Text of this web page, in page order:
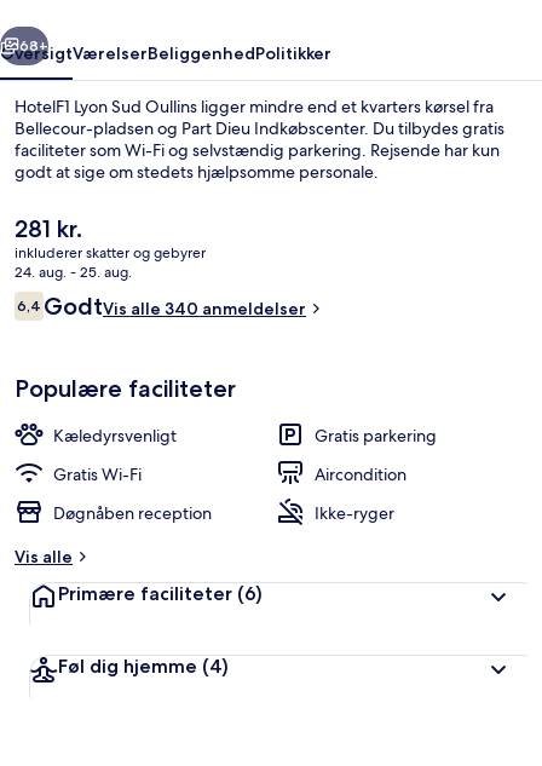
Værelse (Tandem) | Gratis ekstra
Næste
68+
OversigtVærelserBeliggenhedPolitikker
HotelF1 Lyon Sud Oullins ligger mindre end et kvarters kørsel fra
Bellecour-pladsen og Part Dieu Indkøbscenter. Du tilbydes gratis
faciliteter som Wi-Fi og selvstændig parkering. Rejsende har kun
godt at sige om stedets hjælpsomme personale.
Den
nuværende
pris
er
281 kr.
281 kr.
inkluderer skatter og gebyrer
24. aug. - 25. aug.
Anmeldelser
6,46,4 ud af 10.
GodtVis alle 340 anmeldelser
Populære faciliteter
Kæledyrsvenligt
Gratis parkering
Gratis Wi-Fi
Aircondition
Døgnåben reception
Ikke-ryger
Vis alle
Primære faciliteter (6)
Føl dig hjemme (4)